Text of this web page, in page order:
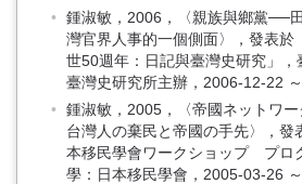
鍾淑敏，2006，〈親族與鄉黨──
灣官界人事的一個側面〉，發表於
世50週年：日記與臺灣史研究」，
臺灣史研究所主辦，2006-12-22
鍾淑敏，2005，〈帝國ネットワー
台灣人の棄民と帝國の手先〉，發
本移民學會ワークショップ プロ
學：日本移民學會，2005-03-26